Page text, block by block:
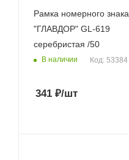
Рамка номерного знака
"ГЛАВДОР" GL-619
серебристая /50
В наличии Код: 53384
341 ₽/шт